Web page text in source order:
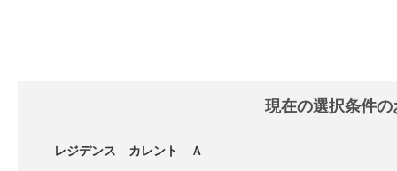
現在の選択条件
レント Ａ